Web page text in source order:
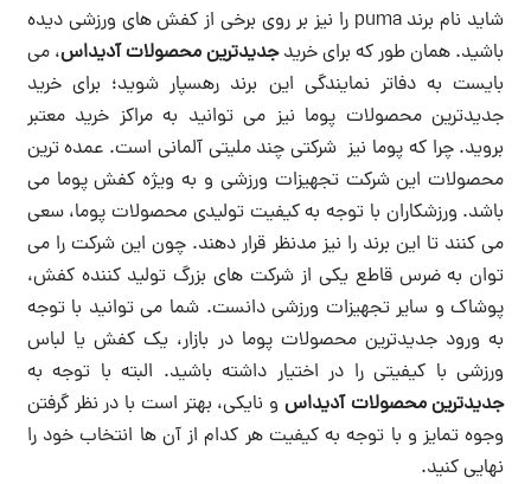
شاید نام برند puma را نیز بر روی برخی از کفش های ورزشی دیده
باشید. همان طور که برای خریدجدیدترین محصولات آدیداس، می
بایست به دفاتر نمایندگی این برند رهسپار شوید؛ برای خرید
جدیدترین محصولات پوما نیز می توانید به مراکز خرید معتبر
بروید. چرا که پوما نیز شرکتی چند ملیتی آلمانی است. عمده ترین
محصولات این شرکت تجهیزات ورزشی و به ویژه کفش پوما می
باشد. ورزشکاران با توجه به کیفیت تولیدی محصولات پوما، سعی
می کنند تا این برند را نیز مدنظر قرار دهند. چون این شرکت را می
توان به ضرس قاطع یکی از شرکت های بزرگ تولید کننده کفش،
پوشاک و سایر تجهیزات ورزشی دانست. شما می توانید با توجه
به ورود جدیدترین محصولات پوما در بازار، یک کفش یا لباس
ورزشی با کیفیتی را در اختیار داشته باشید. البته با توجه به
جدیدترین محصولات آدیداس و نایکی، بهتر است با در نظر گرفتن
وجوه تمایز و با توجه به کیفیت هر کدام از آن ها انتخاب خود را
نهایی کنید.